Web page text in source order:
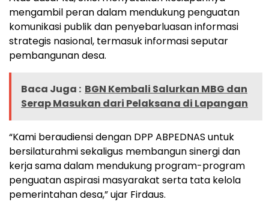
mengambil peran dalam mendukung penguatan
komunikasi publik dan penyebarluasan informasi
strategis nasional, termasuk informasi seputar
pembangunan desa.
Baca Juga : BGN Kembali Salurkan MBG dan
Serap Masukan dari Pelaksana di Lapangan
“Kami beraudiensi dengan DPP ABPEDNAS untuk
bersilaturahmi sekaligus membangun sinergi dan
kerja sama dalam mendukung program-program
penguatan aspirasi masyarakat serta tata kelola
pemerintahan desa,” ujar Firdaus.